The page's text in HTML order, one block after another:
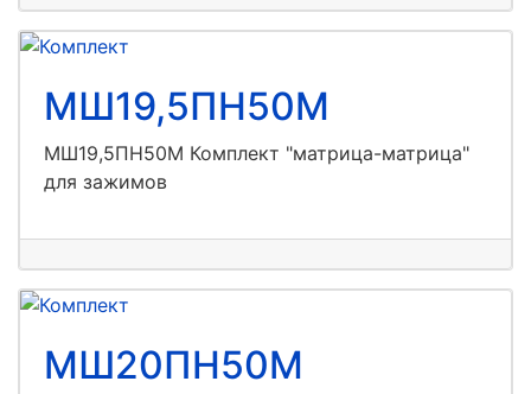
МШ19,5ПН50М
МШ19,5ПН50М Комплект "матрица-матрица"
для зажимов
МШ20ПН50М